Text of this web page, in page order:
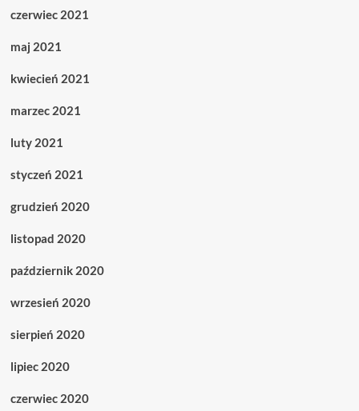
czerwiec 2021
maj 2021
kwiecień 2021
marzec 2021
luty 2021
styczeń 2021
grudzień 2020
listopad 2020
październik 2020
wrzesień 2020
sierpień 2020
lipiec 2020
czerwiec 2020